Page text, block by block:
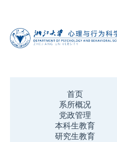
首页
系所概况
党政管理
本科生教育
研究生教育